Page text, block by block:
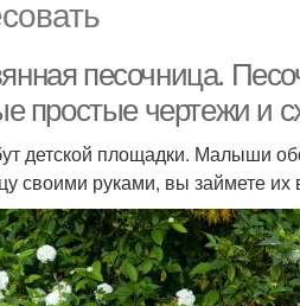
песочница.
простые чертежи и
детской площадки. Малыши
своими руками, вы займете